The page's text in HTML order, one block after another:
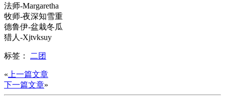
法师-Margaretha
牧师-夜深知雪重
德鲁伊-盆栽冬瓜
猎人-Xjtvksuy
标签： 二团
« 上一篇文章
下一篇文章»